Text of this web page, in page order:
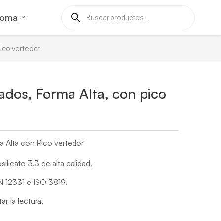
vertedor
Forma Alta, con pico
Alta con Pico vertedor
3.3 de alta calidad.
12331 e ISO 3819.
la lectura.